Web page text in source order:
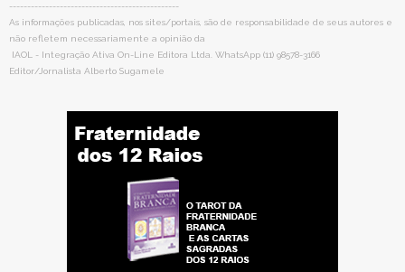
-----------------------------------------------
As informações publicadas, nos sites/portais, são de responsabilidade de seus autores e
não refletem necessariamente a opinião da
IAOL - Integração Ativa On-Line Editora Ltda. WhatsApp (11) 98578-3166
Editor/Jornalista Alberto Sugamele